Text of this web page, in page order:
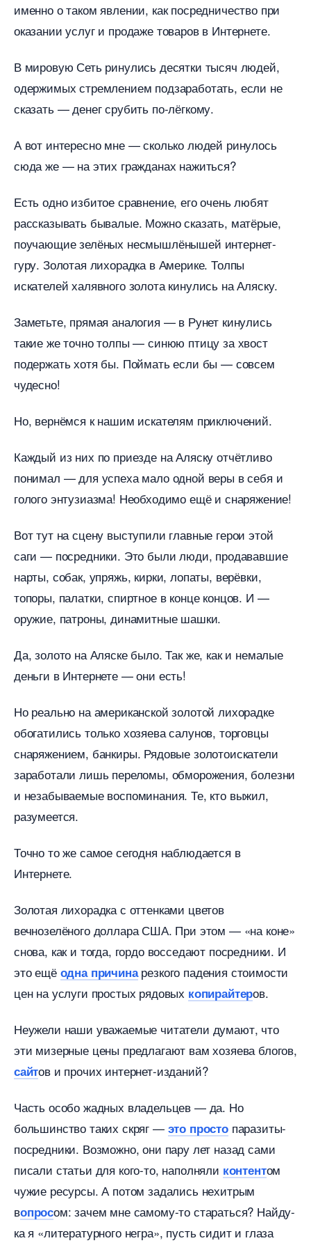
именно о таком явлении, как посредничество при
оказании услуг и продаже товаров в Интернете.
мировую Сеть ринулись десятки тысяч людей,
одержимых стремлением подзаработать, если не
сказать — денег срубить по-лёгкому.
А вот интересно мне — сколько людей ринулось
сюда же — на этих гражданах нажиться?
Есть одно избитое сравнение, его очень любят
рассказывать бывалые. Можно сказать, матёрые,
поучающие зелёных несмышлёнышей интернет-
уру. Золотая лихорадка в Америке. Толпы
искателей халявного золота кинулись на Аляску.
Заметьте, прямая аналогия — в Рунет кинулись
такие же точно толпы — синюю птицу за хвост
подержать хотя бы. Поймать если бы — совсем
чудесно!
Но, вернёмся к нашим искателям приключений.
Каждый из них по приезде на Аляску отчётливо
понимал — для успеха мало одной веры в себя и
олого энтузиазма! Необходимо ещё и снаряжение!
от тут на сцену выступили главные герои этой
саги — посредники. Это были люди, продававшие
нарты, собак, упряжь, кирки, лопаты, верёвки,
топоры, палатки, спиртное в конце концов. И —
оружие, патроны, динамитные шашки.
Да, золото на Аляске было. Так же, как и немалые
деньги в Интернете — они есть!
Но реально на американской золотой лихорадке
обогатились только хозяева салунов, торговцы
снаряжением, банкиры. Рядовые золотоискатели
заработали лишь переломы, обморожения, болезни
и незабываемые воспоминания. Те, кто выжил,
разумеется.
Точно то же самое сегодня наблюдается
Интернете.
Золотая лихорадка с оттенками цвето
ечнозелёного доллара США. При этом — «на коне»
снова, как и тогда, гордо восседают посредники. И
это ещё одна причинарезкого падения стоимости
цен на услуги простых рядовых копирайтеров.
Неужели наши уважаемые читатели думают, что
эти мизерные цены предлагают вам хозяева блогов,
сайтов и прочих интернет-изданий?
Часть особо жадных владельцев — да. Но
ольшинство таких скряг — это простопаразиты-
посредники. Возможно, они пару лет назад сами
писали статьи для кого-то, наполняли контентом
чужие ресурсы. А потом задались нехитрым
опросом: зачем мне самому-то стараться? Найду-
ка я «литературного негра», пусть сидит и глаза